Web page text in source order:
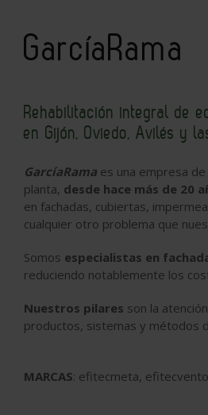
GarcíaRama
Rehabilitación integral de
en Gijón, Oviedo, Avilés y
GarcíaRama es una empresa
planta, desde hace más de 20
en fachadas, cubiertas,
cualquier otro problema que
Somos especialistas en
reduciendo notablemente los
Nuestros pilares son la
productos, sistemas y métodos
MARCAS: efitecmeta, efitecvento